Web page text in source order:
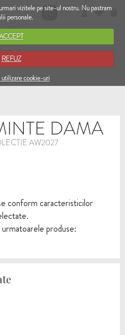
vizitele pe site-ul nostru. Nu pastram
personale.
REFUZ
cookie-uri
RO EN
DAMA
AW2027
conform caracteristicilor
produse: